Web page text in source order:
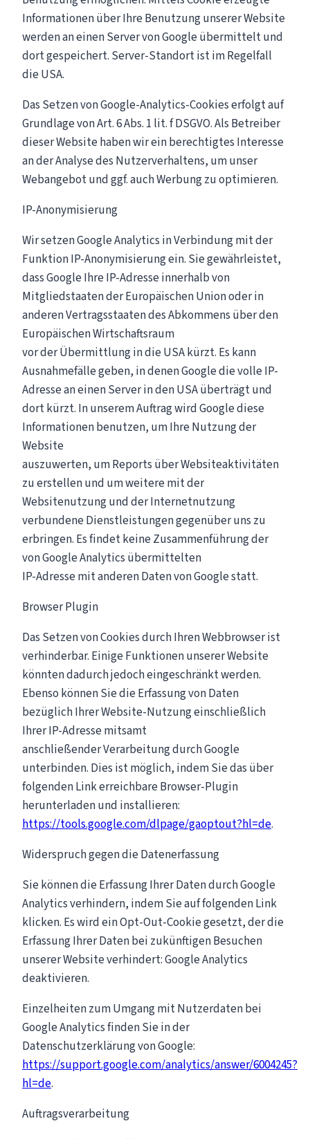
Informationen über Ihre Benutzung unserer Website
werden an einen Server von Google übermittelt und
dort gespeichert. Server-Standort ist im Regelfall
die USA.
Das Setzen von Google-Analytics-Cookies erfolgt auf
Grundlage von Art. 6 Abs. 1 lit. f DSGVO. Als Betreiber
dieser Website haben wir ein berechtigtes Interesse
an der Analyse des Nutzerverhaltens, um unser
Webangebot und ggf. auch Werbung zu optimieren.
IP-Anonymisierung
Wir setzen Google Analytics in Verbindung mit der
Funktion IP-Anonymisierung ein. Sie gewährleistet,
dass Google Ihre IP-Adresse innerhalb von
Mitgliedstaaten der Europäischen Union oder in
anderen Vertragsstaaten des Abkommens über den
Europäischen Wirtschaftsraum
vor der Übermittlung in die USA kürzt. Es kann
Ausnahmefälle geben, in denen Google die volle IP-
Adresse an einen Server in den USA überträgt und
dort kürzt. In unserem Auftrag wird Google diese
Informationen benutzen, um Ihre Nutzung der
Website
auszuwerten, um Reports über Websiteaktivitäten
zu erstellen und um weitere mit der
Websitenutzung und der Internetnutzung
verbundene Dienstleistungen gegenüber uns zu
erbringen. Es findet keine Zusammenführung der
von Google Analytics übermittelten
IP-Adresse mit anderen Daten von Google statt.
Browser Plugin
Das Setzen von Cookies durch Ihren Webbrowser ist
verhinderbar. Einige Funktionen unserer Website
könnten dadurch jedoch eingeschränkt werden.
Ebenso können Sie die Erfassung von Daten
bezüglich Ihrer Website-Nutzung einschließlich
Ihrer IP-Adresse mitsamt
anschließender Verarbeitung durch Google
unterbinden. Dies ist möglich, indem Sie das über
folgenden Link erreichbare Browser-Plugin
herunterladen und installieren:
https://tools.google.com/dlpage/gaoptout?hl=de.
Widerspruch gegen die Datenerfassung
Sie können die Erfassung Ihrer Daten durch Google
Analytics verhindern, indem Sie auf folgenden Link
klicken. Es wird ein Opt-Out-Cookie gesetzt, der die
Erfassung Ihrer Daten bei zukünftigen Besuchen
unserer Website verhindert: Google Analytics
deaktivieren.
Einzelheiten zum Umgang mit Nutzerdaten bei
Google Analytics finden Sie in der
Datenschutzerklärung von Google:
https://support.google.com/analytics/answer/6004245?
hl=de.
Auftragsverarbeitung